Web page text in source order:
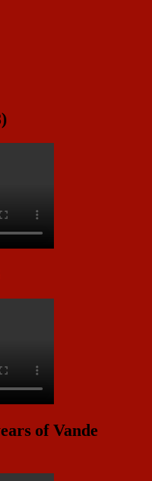
of Vande